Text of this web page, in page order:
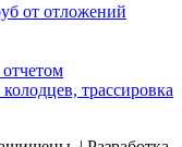
от отложений
трассировка